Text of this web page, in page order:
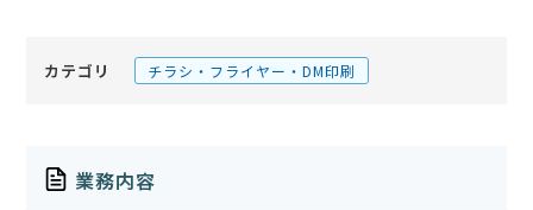
カテゴリ チラシ・フライヤー・DM印刷
業務内容